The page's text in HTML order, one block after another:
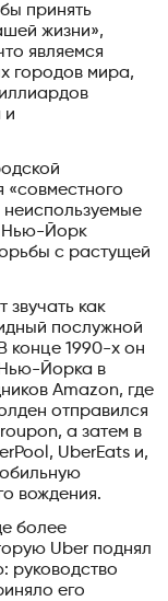
принять
жизни»,
являемся
городов мира,
и
«совместного
неиспользуемые
Нью-Йорк
с растущей
звучать как
послужной
конце 1990-х он
Йорка в
Amazon, где
отправился
а затем в
UberEats и,
вождения.
более
Uber поднял
руководство
его